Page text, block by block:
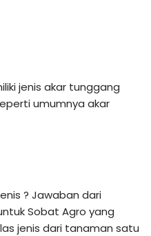
jenis akar tunggang
umumnya akar
? Jawaban dari
Sobat Agro yang
jenis dari tanaman satu